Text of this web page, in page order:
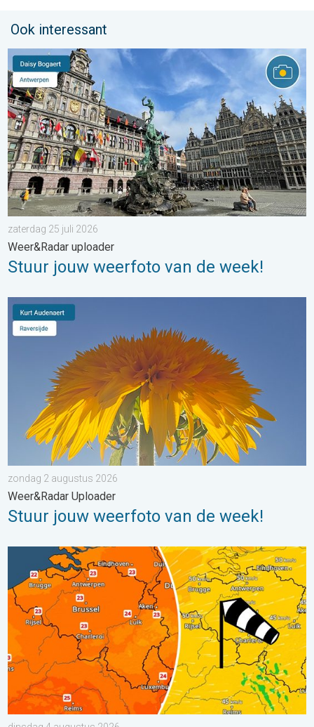
Ook interessant
Stuur jouw weerfoto van de week!. Weer&Radar uploader. . .
zaterdag 25 juli 2026
Weer&Radar uploader
Stuur jouw weerfoto van de week!
Stuur jouw weerfoto van de week!. Weer&Radar Uploader. . .
zondag 2 augustus 2026
Weer&Radar Uploader
Stuur jouw weerfoto van de week!
Koeler weer op komst. Maxima onder 25 graden. . . dinsdag